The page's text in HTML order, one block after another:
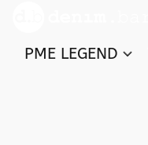
PME LEGEND